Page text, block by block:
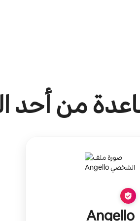
من أحد
Angello